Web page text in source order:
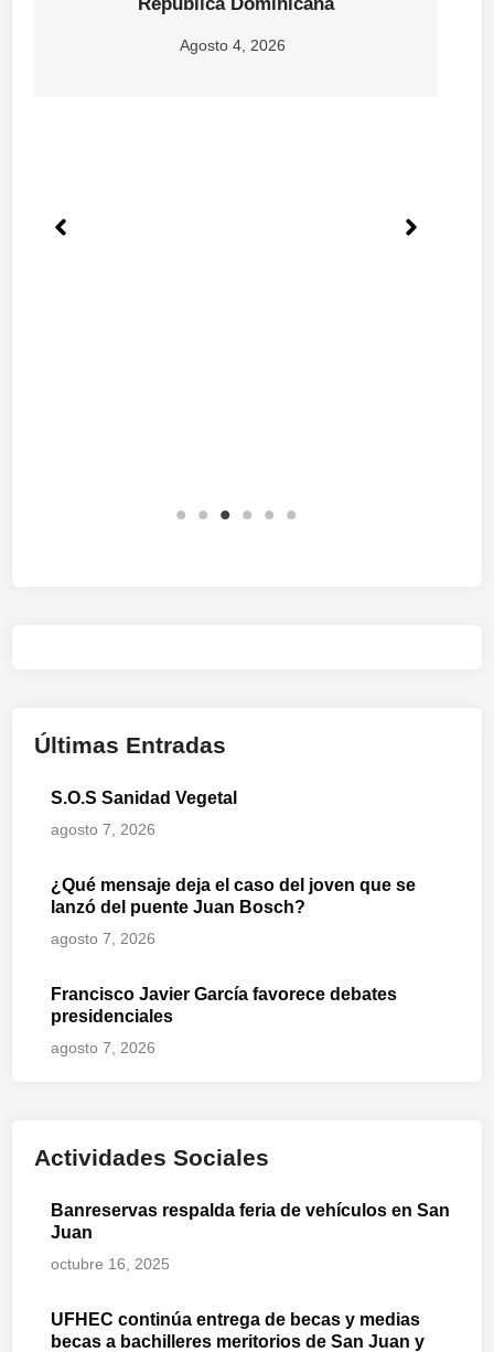
República Dominicana
Agosto 4, 2026
Últimas Entradas
S.O.S Sanidad Vegetal
agosto 7, 2026
¿Qué mensaje deja el caso del joven que se
lanzó del puente Juan Bosch?
agosto 7, 2026
Francisco Javier García favorece debates
presidenciales
agosto 7, 2026
Actividades Sociales
Banreservas respalda feria de vehículos en San
Juan
octubre 16, 2025
UFHEC continúa entrega de becas y medias
becas a bachilleres meritorios de San Juan y